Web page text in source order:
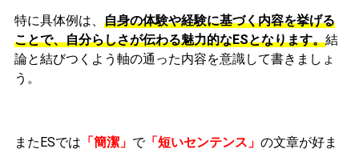
特に具体例は、 自身の体験や経験に基づく内容を挙げる
ことで、自分らしさが伝わる魅力的なESとなります。結
論と結びつくよう軸の通った内容を意識して書きましょ
う。
またESでは 「簡潔」 で「短いセンテンス」 の文章が好ま